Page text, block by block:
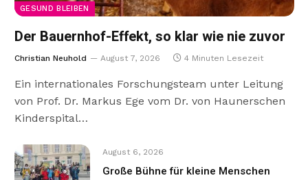
GESUND BLEIBEN
Der Bauernhof-Effekt, so klar wie nie zuvor
Christian Neuhold August 7, 2026 4 Minuten Lesezeit
Ein internationales Forschungsteam unter Leitung
von Prof. Dr. Markus Ege vom Dr. von Haunerschen
Kinderspital…
August 6, 2026
Große Bühne für kleine Menschen